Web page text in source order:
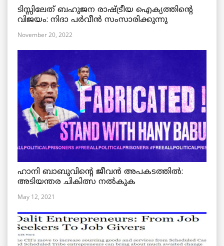
ടിസ്സിലേത് ബഹുജന രാഷ്ട്രീയ ഐക്യത്തിന്റെ
വിജയം: നിദാ പർവീൻ സംസാരിക്കുന്നു
November 20, 2022
ഹാനി ബാബുവിന്റെ ജീവൻ അപകടത്തിൽ:
അടിയന്തര ചികിത്സ നൽകുക
May 12, 2021